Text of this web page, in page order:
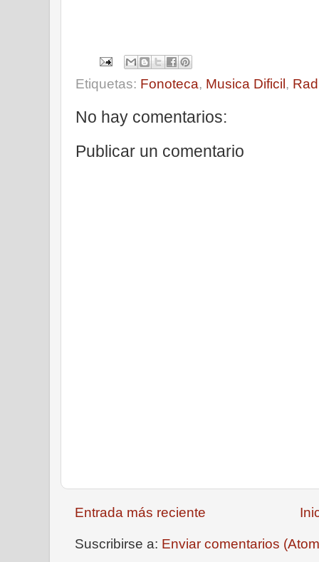
Etiquetas: Fonoteca, Musica Dificil ,
No hay comentarios:
Publicar un comentario
Entrada más reciente
Suscribirse a: Enviar comentarios